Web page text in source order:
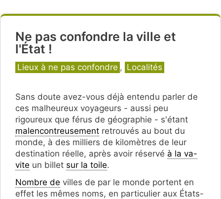
Ne pas confondre la ville et
l'État !
Catégories
Lieux à ne pas confondre , Localités
Sans doute avez-vous déjà entendu parler de
ces malheureux voyageurs - aussi peu
rigoureux que férus de géographie - s'étant
malencontreusement retrouvés au bout du
monde, à des milliers de kilomètres de leur
destination réelle, après avoir réservé à la va-
vite un billet sur la toile.
Nombre de villes de par le monde portent en
effet les mêmes noms, en particulier aux États-